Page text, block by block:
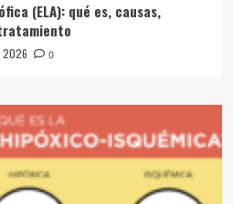
(ELA): qué es, causas,
2026 0